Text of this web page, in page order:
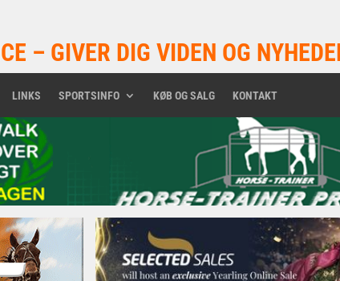
– GIVER DIG VIDEN OG
LINKS SPORTSINFO KØB OG SALG KONTAKT